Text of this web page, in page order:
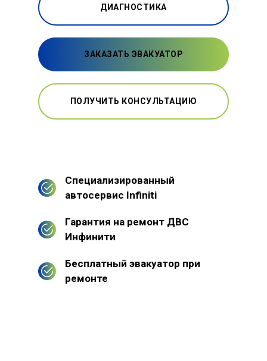
ДИАГНОСТИКА
ЗАКАЗАТЬ ЭВАКУАТОР
ПОЛУЧИТЬ КОНСУЛЬТАЦИЮ
Специализированный
автосервис Infiniti
Гарантия на ремонт ДВС
Инфинити
Бесплатный эвакуатор при
ремонте